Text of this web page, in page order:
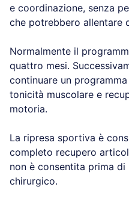
e coordinazione, senza
che potrebbero allentare
Normalmente il
quattro mesi.
continuare un
tonicità muscolare e
motoria.
La ripresa sportiva è
completo recupero
non è consentita prima di
chirurgico.